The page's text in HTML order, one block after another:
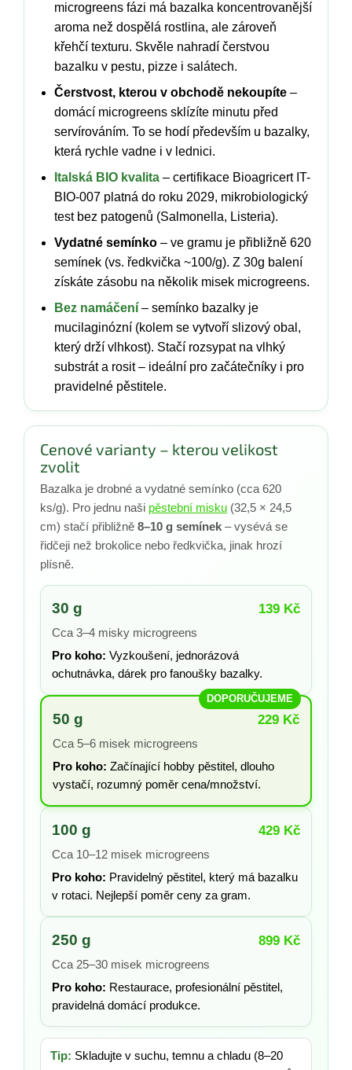
microgreens fázi má bazalka koncentrovanější
aroma než dospělá rostlina, ale zároveň
křehčí texturu. Skvěle nahradí čerstvou
bazalku v pestu, pizze i salátech.
Čerstvost, kterou v obchodě nekoupíte –
domácí microgreens sklízíte minutu před
servírováním. To se hodí především u bazalky,
která rychle vadne i v lednici.
Italská BIO kvalita – certifikace Bioagricert IT-
BIO-007 platná do roku 2029, mikrobiologický
test bez patogenů (Salmonella, Listeria).
Vydatné semínko – ve gramu je přibližně 620
semínek (vs. ředkvička ~100/g). Z 30g balení
získáte zásobu na několik misek microgreens.
Bez namáčení – semínko bazalky je
mucilaginózní (kolem se vytvoří slizový obal,
který drží vlhkost). Stačí rozsypat na vlhký
substrát a rosit – ideální pro začátečníky i pro
pravidelné pěstitele.
Cenové varianty – kterou velikost
zvolit
Bazalka je drobné a vydatné semínko (cca 620
ks/g). Pro jednu naši pěstební misku (32,5 × 24,5
cm) stačí přibližně 8–10 g semínek – vysévá se
řidčeji než brokolice nebo ředkvička, jinak hrozí
plísně.
30 g 139 Kč
Cca 3–4 misky microgreens
Pro koho: Vyzkoušení, jednorázová
ochutnávka, dárek pro fanoušky bazalky.
DOPORUČUJEME
50 g 229 Kč
Cca 5–6 misek microgreens
Pro koho: Začínající hobby pěstitel, dlouho
vystačí, rozumný poměr cena/množství.
100 g 429 Kč
Cca 10–12 misek microgreens
Pro koho: Pravidelný pěstitel, který má bazalku
v rotaci. Nejlepší poměr ceny za gram.
250 g 899 Kč
Cca 25–30 misek microgreens
Pro koho: Restaurace, profesionální pěstitel,
pravidelná domácí produkce.
Tip: Skladujte v suchu, temnu a chladu (8–20